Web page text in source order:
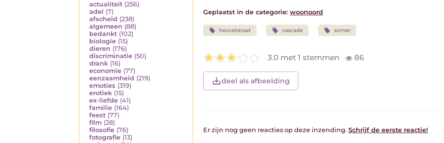
actualiteit (256)
adel (7)
afscheid (238)
algemeen (88)
bedankt (102)
biologie (15)
dieren (176)
discriminatie (50)
drank (16)
economie (77)
eenzaamheid (219)
emoties (319)
erotiek (15)
ex-liefde (41)
familie (164)
feest (77)
film (28)
filosofie (76)
fotografie (13)
Geplaatst in de categorie: woonoord
heuvelstraat cascade zomer
3.0 met 1 stemmen 86
deel als afbeelding
Er zijn nog geen reacties op deze inzending. Schrijf de eerste reactie!